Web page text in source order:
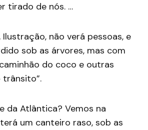
tirado de nós. …
não verá pessoas, e
sob as árvores, mas com
do coco e outras
trânsito”.
da Atlântica? Vemos na
um canteiro raso, sob as